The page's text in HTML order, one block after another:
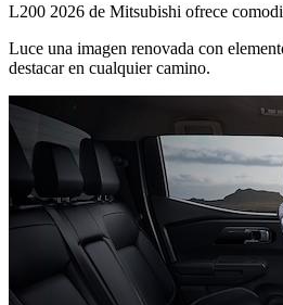
L200 2026 de Mitsubishi ofrece
Luce una imagen renovada con
destacar en cualquier camino.